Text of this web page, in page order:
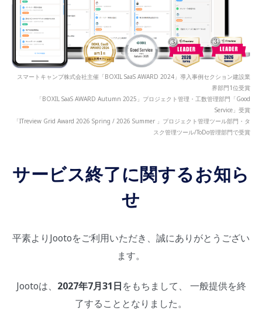
スマートキャンプ株式会社主催「BOXIL SaaS AWARD 2024」導入事例セクション建設業
界部門1位受賞
「BOXIL SaaS AWARD Autumn 2025」プロジェクト管理・工数管理部門「Good
Service」受賞
「ITreview Grid Award 2026 Spring / 2026 Summer 」プロジェクト管理ツール部門・タ
スク管理ツール/ToDo管理部門で受賞
サービス終了に関するお知ら
せ
平素よりJootoをご利用いただき、誠にありがとうござい
ます。
Jootoは、 2027年7月31日をもちまして、 一般提供を終
了することとなりました。